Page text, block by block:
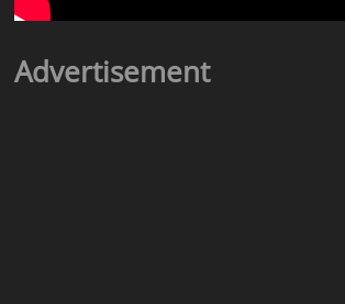
Advertisement